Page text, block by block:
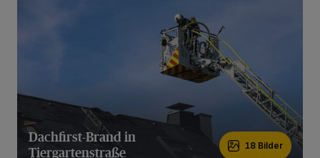
Dachfirst-Brand in
Tiergartenstraße
18 Bilder